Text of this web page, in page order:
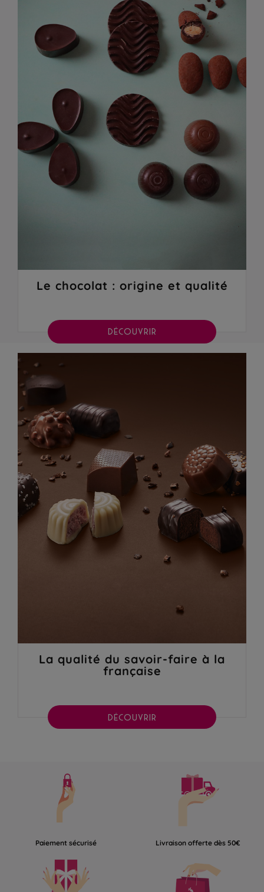
Le chocolat : origine et qualité
DÉCOUVRIR
La qualité du savoir-faire à la
française
DÉCOUVRIR
Paiement sécurisé Livraison offerte dès 50€